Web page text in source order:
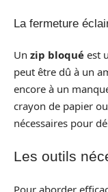
La fermeture
Un zip bloqué est
peut être dû à un
encore à un
crayon de papier
nécessaires pour
Les outils
Pour aborder